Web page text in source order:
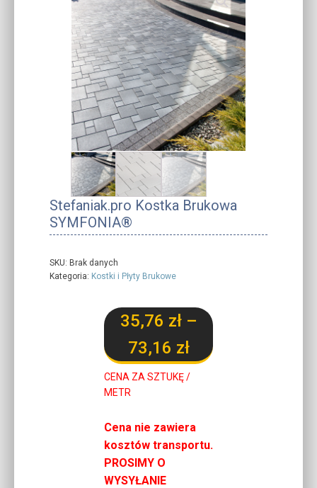
Stefaniak.pro Kostka Brukowa
SYMFONIA®
SKU: Brak danych
Kategoria: Kostki i Płyty Brukowe
35,76 zł –
73,16 złZakres
cen:
35,76 zł
do
CENA ZA SZTUKĘ /
METR
Cena nie zawiera
kosztów transportu.
PROSIMY O
WYSYŁANIE